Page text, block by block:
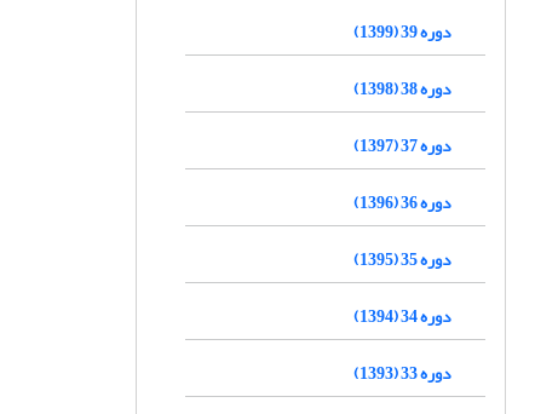
دوره 39 (1399)
دوره 38 (1398)
دوره 37 (1397)
دوره 36 (1396)
دوره 35 (1395)
دوره 34 (1394)
دوره 33 (1393)